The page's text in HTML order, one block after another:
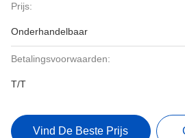
Prijs:
Onderhandelbaar
Betalingsvoorwaarden:
T/T
Vind De Beste Prijs